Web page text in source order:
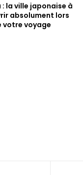
: la ville japonaise à
absolument lors
votre voyage